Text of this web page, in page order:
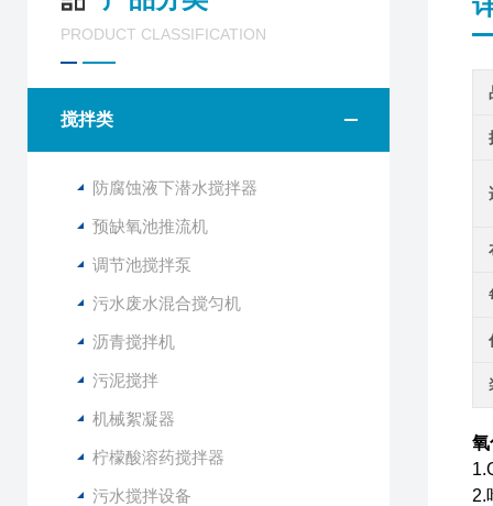
PRODUCT CLASSIFICATION
搅拌类
防腐蚀液下潜水搅拌器
预缺氧池推流机
调节池搅拌泵
污水废水混合搅匀机
沥青搅拌机
污泥搅拌
机械絮凝器
柠檬酸溶药搅拌器
污水搅拌设备
氧
2.